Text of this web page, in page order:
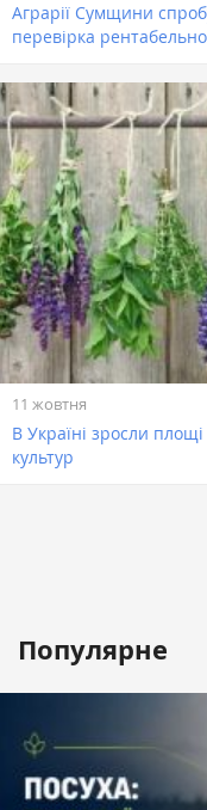
Аграрії Сумщини
перевірка
11 жовтня
В Україні зросли
культур
Популярне